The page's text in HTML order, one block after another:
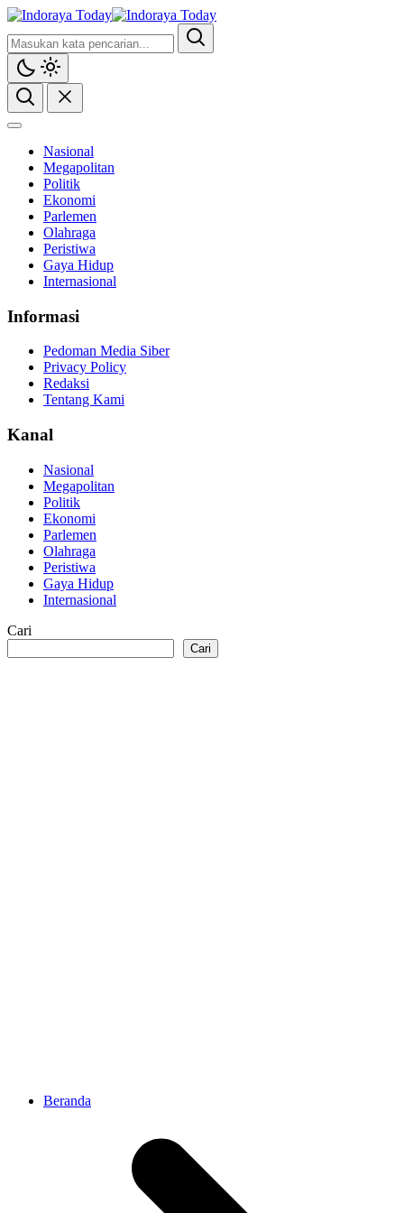
Nasional
Megapolitan
Politik
Ekonomi
Parlemen
Olahraga
Peristiwa
Gaya Hidup
Internasional
Informasi
Pedoman Media Siber
Privacy Policy
Redaksi
Tentang Kami
Kanal
Nasional
Megapolitan
Politik
Ekonomi
Parlemen
Olahraga
Peristiwa
Gaya Hidup
Internasional
Cari
Cari
Beranda